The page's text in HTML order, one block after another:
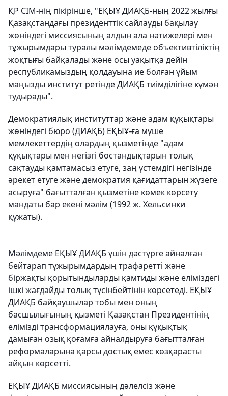
ҚР СІМ-нің пікірінше, "ЕҚЫҰ ДИАҚБ-ның 2022 жылғы
Қазақстандағы президенттік сайлауды бақылау
жөніндегі миссиясының алдын ала нәтижелері мен
тұжырымдары туралы мәлімдемеде объективтіліктің
жоқтығы байқалады және осы уақытқа дейін
республикамыздың қолдауына ие болған ұйым
маңызды институт ретінде ДИАҚБ тиімділігіне күмән
тудырады".
Демократиялық институттар және адам құқықтары
жөніндегі бюро (ДИАҚБ) ЕҚЫҰ-ға мүше
мемлекеттердің олардың қызметінде "адам
құқықтары мен негізгі бостандықтарын толық
сақтауды қамтамасыз етуге, заң үстемдігі негізінде
әрекет етуге және демократия қағидаттарын жүзеге
асыруға" бағытталған қызметіне көмек көрсету
мандаты бар екені мәлім (1992 ж. Хельсинки
құжаты).
Мәлімдеме ЕҚЫҰ ДИАҚБ үшін дәстүрге айналған
бейтарап тұжырымдардың трафаретті және
біржақты қорытындыларды қамтиды және еліміздегі
ішкі жағдайды толық түсінбейтінін көрсетеді. ЕҚЫҰ
ДИАҚБ байқаушылар тобы мен оның
басшылығының қызметі Қазақстан Президентінің
елімізді трансформациялауға, оны құқықтық
дамыған озық қоғамға айналдыруға бағытталған
реформаларына қарсы достық емес көзқарасты
айқын көрсетті.
ЕҚЫҰ ДИАҚБ миссиясының дәлелсіз және